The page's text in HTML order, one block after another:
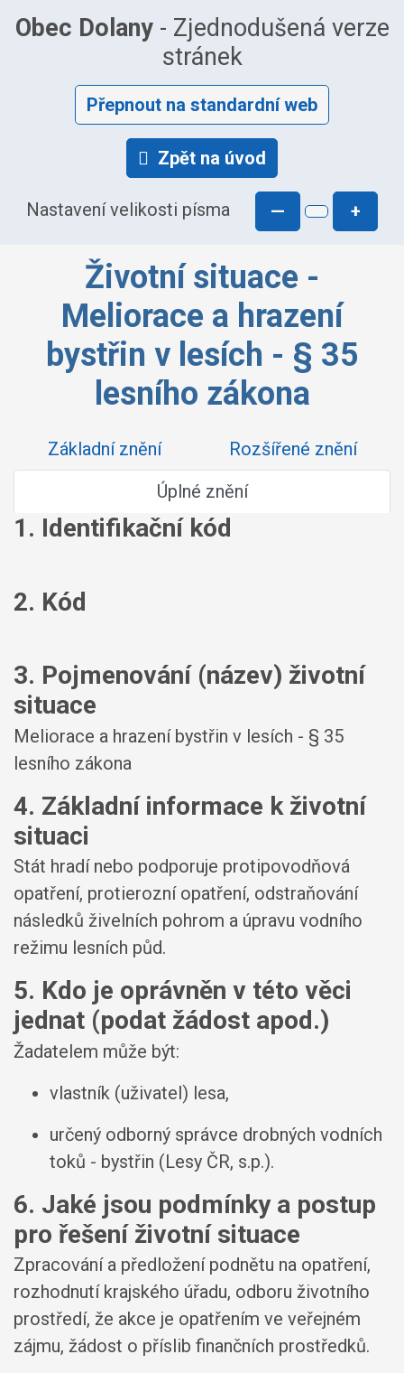
Obec Dolany- Zjednodušená verze
stránek
Přepnout na standardní web
Zpět na úvod
Nastavení velikosti písma — +
Životní situace -
Meliorace a hrazení
bystřin v lesích - § 35
lesního zákona
Základní znění
Rozšířené znění
Úplné znění
1. Identifikační kód
2. Kód
3. Pojmenování (název) životní
situace
Meliorace a hrazení bystřin v lesích - § 35
lesního zákona
4. Základní informace k životní
situaci
Stát hradí nebo podporuje protipovodňová
opatření, protierozní opatření, odstraňování
následků živelních pohrom a úpravu vodního
režimu lesních půd.
5. Kdo je oprávněn v této věci
jednat (podat žádost apod.)
Žadatelem může být:
vlastník (uživatel) lesa,
určený odborný správce drobných vodních
toků - bystřin (Lesy ČR, s.p.).
6. Jaké jsou podmínky a postup
pro řešení životní situace
Zpracování a předložení podnětu na opatření,
rozhodnutí krajského úřadu, odboru životního
prostředí, že akce je opatřením ve veřejném
zájmu, žádost o příslib finančních prostředků.